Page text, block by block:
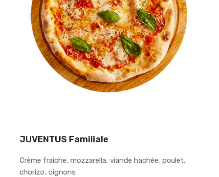
JUVENTUS Familiale
Crème fraîche, mozzarella, viande hachée, poulet,
chorizo, oignons